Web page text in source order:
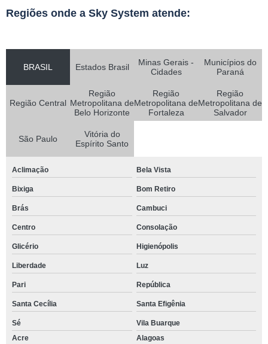
Regiões onde a Sky System atende:
BRASIL Estados Brasil
Minas Gerais -
Cidades
Municípios do
Paraná
Região Central
Região
Metropolitana de
Belo Horizonte
Região
Metropolitana de
Fortaleza
Região
Metropolitana de
Salvador
São Paulo
Vitória do
Espírito Santo
Aclimação Bela Vista
Bixiga Bom Retiro
Brás Cambuci
Centro Consolação
Glicério Higienópolis
Liberdade Luz
Pari República
Santa Cecília Santa Efigênia
Sé
Vila Buarque
Acre
Alagoas